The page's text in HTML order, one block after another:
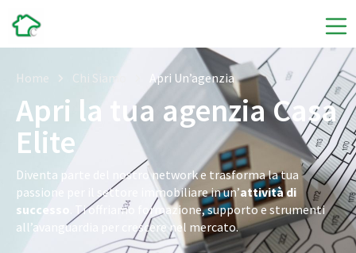
Home Chi Siamo Apri Un’agenzia
Apri la tua agenzia Casa
Elite
Diventa parte del nostro network e trasforma la tua
passione per il settore immobiliare in un’attività di
successo
. Ti offriamo formazione, supporto e strumenti
all’avanguardia per crescere nel mercato.